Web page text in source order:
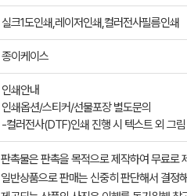
실크1도인쇄,레이저인쇄,컬러전사필름인쇄
종이케이스
인쇄안내
인쇄옵션/스티커/선물포장 별도문의
-컬러전사(DTF)인쇄 진행 시 텍스트 외 그
판촉물은 판촉을 목적으로 제작하여 무료로
일반상품으로 판매는 신중히 판단해서 결정